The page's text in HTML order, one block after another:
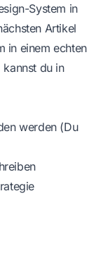
System in
Artikel
in einem echten
du in
werden (Du